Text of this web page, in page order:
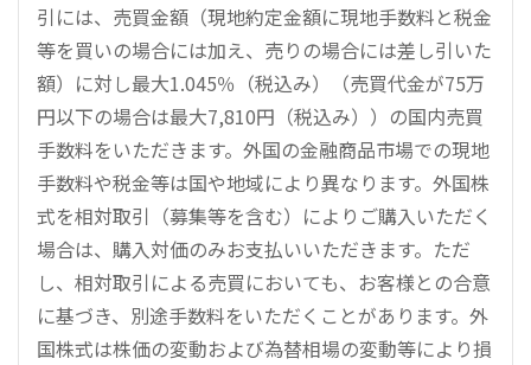
引には、売買金額（現地約定金額に現地手数料と税金
等を買いの場合には加え、売りの場合には差し引いた
額）に対し最大1.045％（税込み）（売買代金が75万
円以下の場合は最大7,810円（税込み））の国内売買
手数料をいただきます。外国の金融商品市場での現地
手数料や税金等は国や地域により異なります。外国株
式を相対取引（募集等を含む）によりご購入いただく
場合は、購入対価のみお支払いいただきます。ただ
し、相対取引による売買においても、お客様との合意
に基づき、別途手数料をいただくことがあります。外
国株式は株価の変動および為替相場の変動等により損